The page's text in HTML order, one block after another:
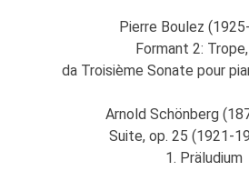
Pierre Boulez
Formant 2: Trope,
da Troisième Sonate pour
Arnold Schönberg
Suite, op. 25 (1921-
1. Präludium